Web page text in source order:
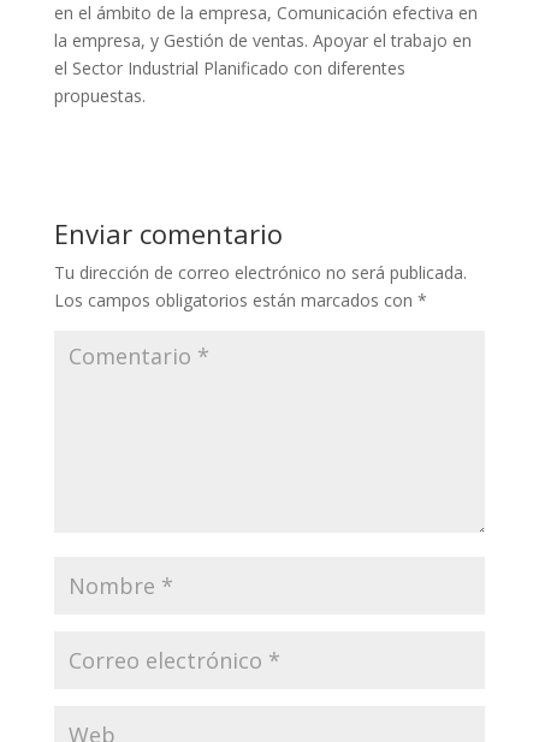
en el ámbito de la empresa, Comunicación efectiva en
la empresa, y Gestión de ventas. Apoyar el trabajo en
el Sector Industrial Planificado con diferentes
propuestas.
Enviar comentario
Tu dirección de correo electrónico no será publicada.
Los campos obligatorios están marcados con *